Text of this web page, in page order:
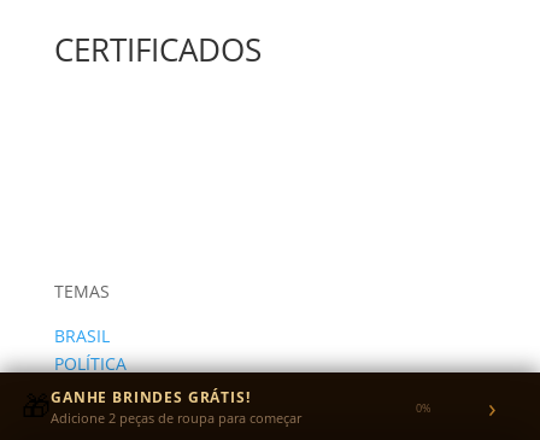
CERTIFICADOS
TEMAS
BRASIL
POLÍTICA
ARTE
INTERNACIONAL
🎁GANHE BRINDES GRÁTIS!
Adicione 2 peças de roupa para começar 0% ›